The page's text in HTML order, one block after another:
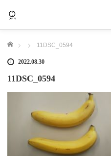
ホーム 11DSC_0594
2022.08.30
11DSC_0594